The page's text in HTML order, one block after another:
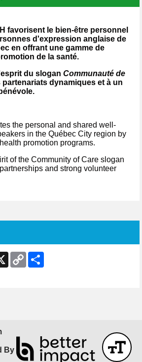
favorisent le bien-être personnel
d'expression anglaise de
en offrant une gamme de
de la santé.
du slogan Communauté de
partenariats dynamiques et à un
the personal and shared well-
in the Québec City region by
promotion programs.
of the Community of Care slogan
and strong volunteer
X
Copy
Link
By